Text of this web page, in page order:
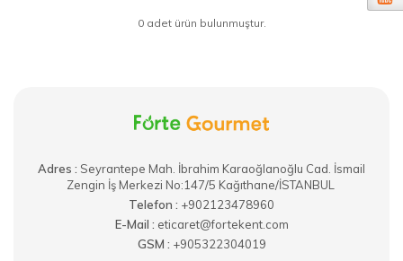
0 adet ürün bulunmuştur.
Adres : ​Seyrantepe Mah. İbrahim Karaoğlanoğlu Cad. İsmail
Zengin İş Merkezi No:147/5 Kağıthane/İSTANBUL
Telefon : +902123478960
E-Mail : eticaret@fortekent.com
GSM : +905322304019